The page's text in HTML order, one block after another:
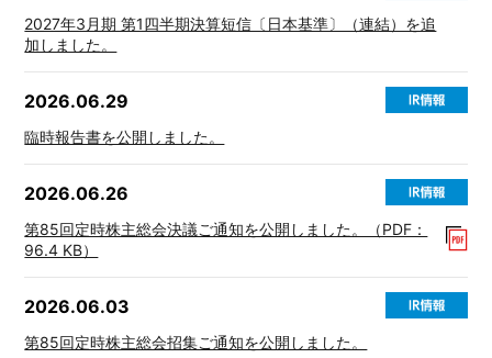
2027年3月期 第1四半期決算短信〔日本基準〕（連結）を追
加しました。
2026.06.29
臨時報告書を公開しました。
2026.06.26
第85回定時株主総会決議ご通知を公開しました。（PDF：
96.4 KB）
2026.06.03
第85回定時株主総会招集ご通知を公開しました。